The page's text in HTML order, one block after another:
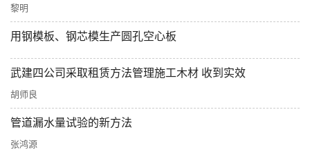
黎明
用钢模板、钢芯模生产圆孔空心板
武建四公司采取租赁方法管理施工木材 收到实效
胡师良
管道漏水量试验的新方法
张鸿源